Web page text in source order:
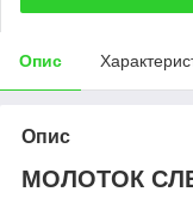
Опис
Опис
МОЛОТОК